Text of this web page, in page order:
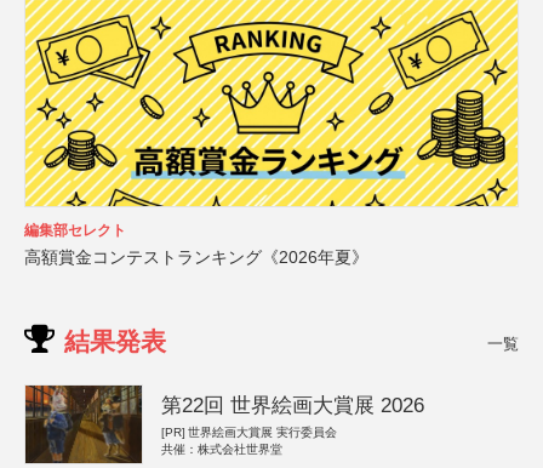
編集部セレクト
高額賞金コンテストランキング《2026年夏》
結果発表 一覧
第22回 世界絵画大賞展 2026
[PR] 世界絵画大賞展 実行委員会
共催：株式会社世界堂